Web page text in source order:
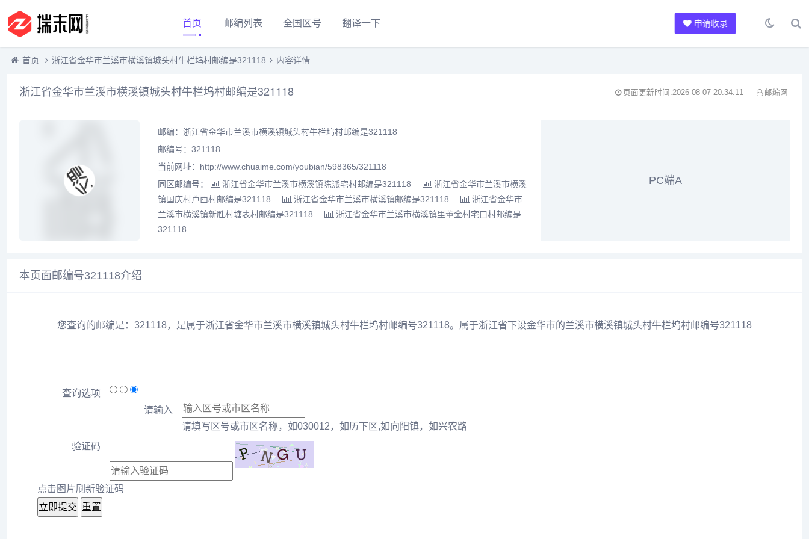
首页 邮编列表 全国区号 翻译一下 申请收录
首页 浙江省金华市兰溪市横溪镇城头村牛栏坞村邮编是321118 内容详情
浙江省金华市兰溪市横溪镇城头村牛栏坞村邮编是321118 页面更新时间:2026-08-07 20:34:11 邮编网
邮编：浙江省金华市兰溪市横溪镇城头村牛栏坞村邮编是321118
邮编号：321118
当前网址：http://www.chuaime.com/youbian/598365/321118
同区邮编号：
浙江省金华市兰溪市横溪镇陈派宅村邮编是321118
浙江省金华市兰溪市横溪
镇国庆村芦西村邮编是321118
浙江省金华市兰溪市横溪镇邮编是321118
浙江省金华市
兰溪市横溪镇新胜村塘表村邮编是321118
浙江省金华市兰溪市横溪镇里董金村宅口村邮编是
321118
PC端A
本页面邮编号321118介绍
您查询的邮编是：321118，是属于浙江省金华市兰溪市横溪镇城头村牛栏坞村邮编号321118。属于浙江省下设金华市的兰溪市横溪镇城头村牛栏坞村邮编号321118
查询选项
请输入
请填写区号或市区名称，如030012，如历下区,如向阳镇，如兴农路
验证码
点击图片刷新验证码
立即提交 重置